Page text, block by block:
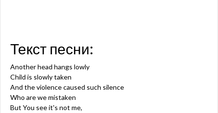
Текст песни:
Another head hangs lowly
Child is slowly taken
And the violence caused such silence
Who are we mistaken
But You see it's not me,